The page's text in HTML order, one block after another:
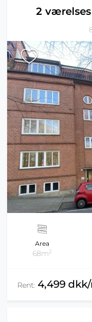
2
Area
68m2
Rent: 4,499